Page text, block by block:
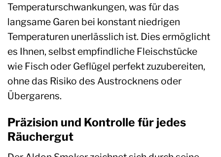
Temperaturschwankungen, was für das
langsame Garen bei konstant niedrigen
Temperaturen unerlässlich ist. Dies ermöglicht
es Ihnen, selbst empfindliche Fleischstücke
wie Fisch oder Geflügel perfekt zuzubereiten,
ohne das Risiko des Austrocknens oder
Übergarens.
Präzision und Kontrolle für jedes
Räuchergut